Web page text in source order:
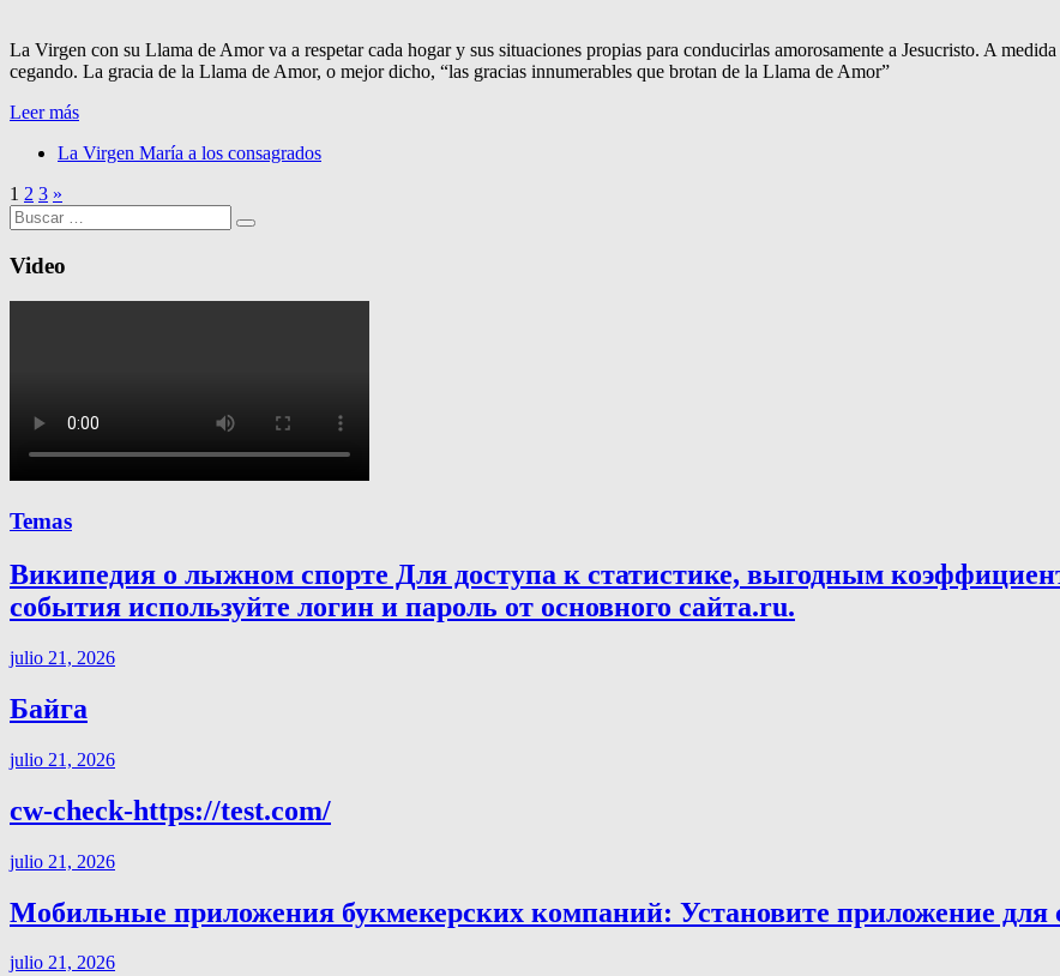
La Virgen con su Llama de Amor va a respetar cada hogar y sus situaciones propias para conducirlas amorosamente a Jesucristo. A
cegando. La gracia de la Llama de Amor, o mejor dicho, “las gracias innumerables que brotan de la Llama de Amor”
Leer más
La Virgen María a los consagrados
1 2 3 »
Buscar:
Video
Temas
Википедия о лыжном спорте Для доступа к статистике, выгодным
события используйте логин и пароль от основного сайта.ru.
julio 21, 2026
Байга
julio 21, 2026
cw-check-https://test.com/
julio 21, 2026
Мобильные приложения букмекерских компаний: Установите приложение для
julio 21, 2026